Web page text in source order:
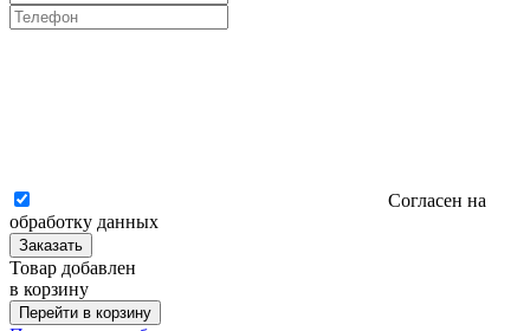
Согласен на
обработку данных
Заказать
Товар добавлен
в корзину
Перейти в корзину